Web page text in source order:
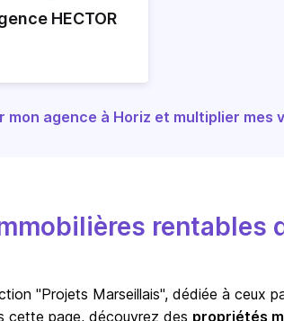
HECTOR
mon agence à Horiz et multiplier mes
rentables
"Projets Marseillais", dédiée à ceux
cette page, découvrez des propriétés